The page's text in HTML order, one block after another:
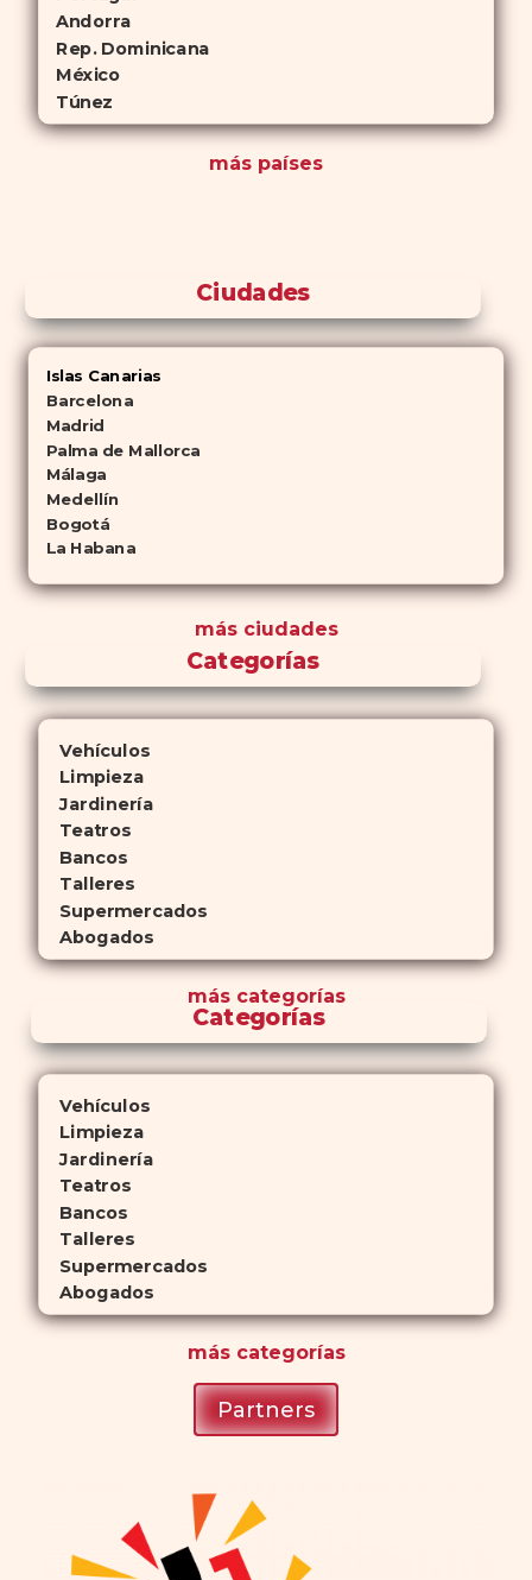
Andorra
Rep. Dominicana
México
Túnez
más países
Ciudades
Islas Canarias
Barcelona
Madrid
Palma de Mallorca
Málaga
Medellín
Bogotá
La Habana
más ciudades
Categorías
Vehículos
Limpieza
Jardinería
Teatros
Bancos
Talleres
Supermercados
Abogados
máscategorías
Categorías
Vehículos
Limpieza
Jardinería
Teatros
Bancos
Talleres
Supermercados
Abogados
máscategorías
Partners